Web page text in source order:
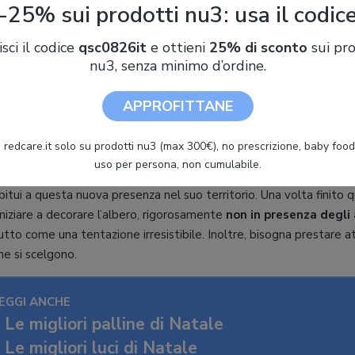
giusta
in un angolodella stanza in modo che, se il vostro gatto
i danni. Inoltre, cercate di posizionarlo il più possibile
fungere da rampa di lancio per i vostri amati felini.
aspettare qualche giorno
a questa nuova presenza nel suo territorio. Una volta finito
a decorare l’albero, rigorosamente non in presenza degli
come una tentazione irresistibile. Inoltre, bisogna prestare
si scelgono.
ANCHE
Le migliori palline di Natale
Le migliori luci di Natale
-25% sui prodotti nu3: usa il
il codice qsc0826ite ottieni 25% di sconto sui
nu3, senza minimo d’ordine.
APPROFITTANE
redcare.it solo su prodotti nu3 (max 300€), no prescrizione, baby
uso per persona, non cumulabile.